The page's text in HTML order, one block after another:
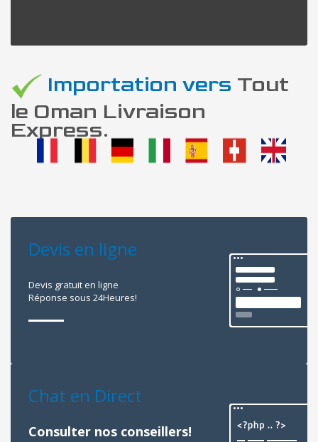
Importation vers Tout
le Oman Livraison
Express.
Devis en ligne
Devis gratuit en ligne
Réponse sous 24Heures!
Chat en Direct
Consulter nos conseillers!